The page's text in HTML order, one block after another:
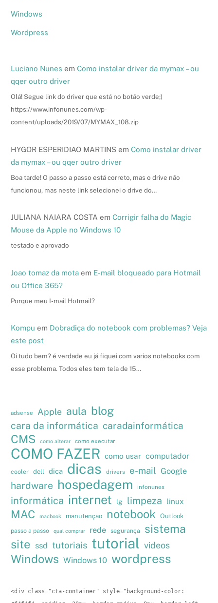
Windows
Wordpress
Luciano Nunes emComo instalar driver da mymax – ou
qqer outro driver
Olá! Segue link do driver que está no botão verde;)
https://www.infonunes.com/wp-
content/uploads/2019/07/MYMAX_108.zip
HYGOR ESPERIDIAO MARTINS emComo instalar driver
da mymax – ou qqer outro driver
Boa tarde! O passo a passo está correto, mas o drive não
funcionou, mas neste link selecionei o drive do…
JULIANA NAIARA COSTA emCorrigir falha do Magic
Mouse da Apple no Windows 10
testado e aprovado
Joao tomaz da mota em E-mail bloqueado para Hotmail
ou Office 365?
Porque meu I-mail Hotmail?
Kompu em Dobradiça do notebook com problemas? Veja
este post
Oi tudo bem? é verdade eu já fiquei com varios notebooks com
esse problema. Todos eles tem tela de 15…
adsense Apple aula blog
cara da informática caradainformática
CMS como alterar como executar
COMO FAZER como usar computador
cooler dell dica dicas drivers e-mail Google
hardware hospedagem infonunes
informática internet lg limpeza linux
MAC macbook manutenção notebook
Outlook
passo a passo
qual comprar rede segurança sistema
site ssd tutoriais tutorial videos
Windows Windows 10 wordpress
<div class="cta-container" style="background-color: